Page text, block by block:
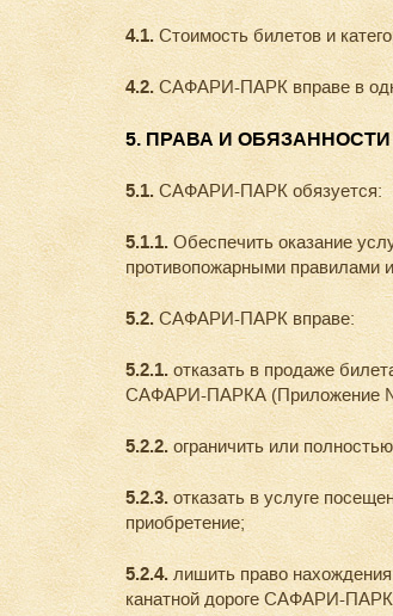
4.1. Стоимость билетов и
4.2.САФАРИ-ПАРК вправе в
5. ПРАВА И
5.1. САФАРИ-ПАРК обязуется:
5.1.1. Обеспечить оказание
противопожарными правилами
5.2.САФАРИ-ПАРК вправе:
5.2.1.отказать в продаже
САФАРИ-ПАРКА (Приложение
5.2.2.ограничить или
5.2.3.отказать в услуге
приобретение;
5.2.4.лишить право
канатной дороге САФАРИ-